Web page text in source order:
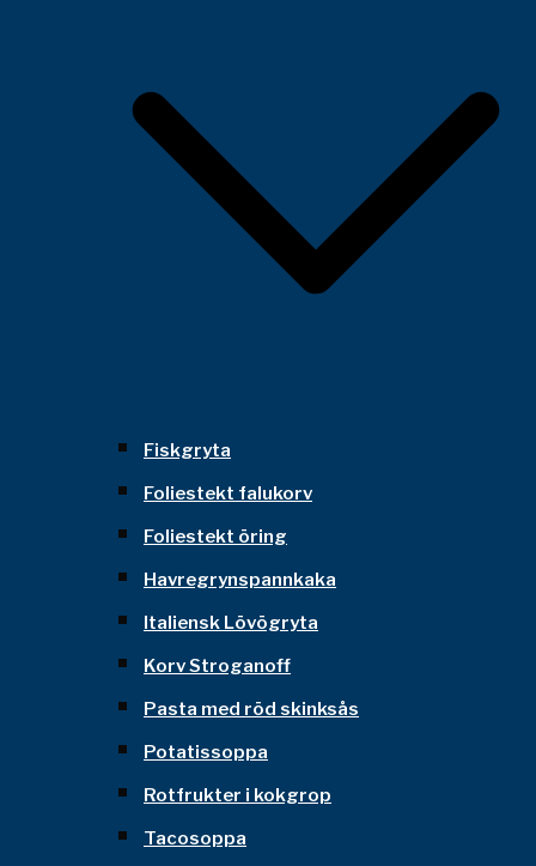
Fiskgryta
Foliestekt falukorv
Foliestekt öring
Havregrynspannkaka
Italiensk Lövögryta
Korv Stroganoff
Pasta med röd skinksås
Potatissoppa
Rotfrukter i kokgrop
Tacosoppa